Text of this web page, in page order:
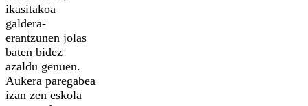
ikasitakoa
galdera-
erantzunen jolas
baten bidez
azaldu genuen.
Aukera paregabea
izan zen eskola